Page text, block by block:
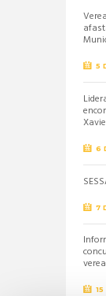
5
6
7